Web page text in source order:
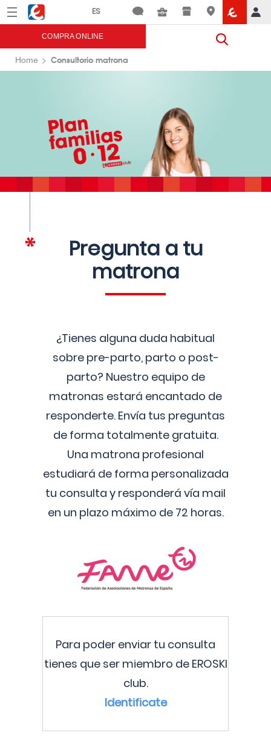
Menú Eroski
COMPRA ONLINE
Home Consultorio matrona
Pregunta a tu
matrona
¿Tienes alguna duda habitual
sobre pre-parto, parto o post-
parto? Nuestro equipo de
matronas estará encantado de
responderte. Envía tus preguntas
de forma totalmente gratuita.
Una matrona profesional
estudiará de forma personalizada
tu consulta y responderá vía mail
en un plazo máximo de 72 horas.
Para poder enviar tu consulta
tienes que ser miembro de EROSKI
club.
Identificate